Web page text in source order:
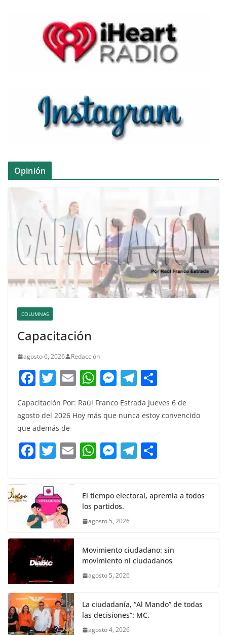
Opinión
COLUMNAS
Capacitación
agosto 6, 2026 Redacción
F
a
c
e
b
o
k
T
itt
er
E
m
ai
W
at
A
p
M
ss
n
g
T
el
e
a
m
m
p
Capacitación Por: Raúl Franco Estrada Jueves 6 de
agosto del 2026 Hoy más que nunca estoy convencido
que además de
F
e
b
o
o
k
T
itt
er
E W
s
A
p
M
e
n
er
T
gr p
El tiempo electoral, apremia a todos
los partidos.
agosto 5, 2026
Movimiento ciudadano: sin
movimiento ni ciudadanos
agosto 5, 2026
La ciudadanía, “Al Mando” de todas
las decisiones”: MC.
agosto 4, 2026